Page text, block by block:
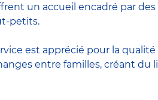
un accueil encadré par des
petits.
est apprécié pour la qualité
entre familles, créant du